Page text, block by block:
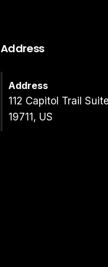
Address
Address
112 Capitol Trail
19711, US